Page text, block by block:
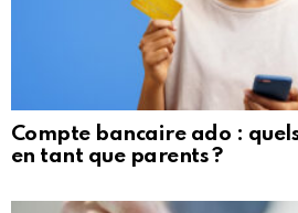
Compte bancaire ado :
en tant que parents ?